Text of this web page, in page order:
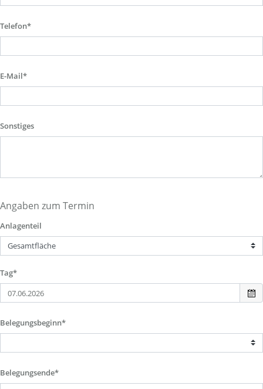
Telefon*
E-Mail*
Sonstiges
Angaben zum Termin
Anlagenteil
Tag*
Belegungsbeginn*
Belegungsende*